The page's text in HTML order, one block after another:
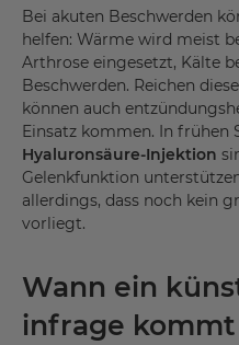
Bei akuten Beschwerden
helfen: Wärme wird meist
Arthrose eingesetzt, Kälte
Beschwerden. Reichen
können auch
Einsatz kommen. In frühen
Hyaluronsäure-Injektion
Gelenkfunktion
allerdings, dass noch kein
vorliegt.
Wann ein
infrage kommt